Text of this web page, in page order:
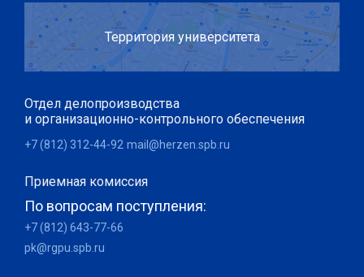
Территория университета
Отдел делопроизводства
и организационно-контрольного обеспечения
+7 (812) 312-44-92 mail@herzen.spb.ru
Приемная комиссия
По вопросам поступления:
+7 (812) 643-77-66
pk@rgpu.spb.ru